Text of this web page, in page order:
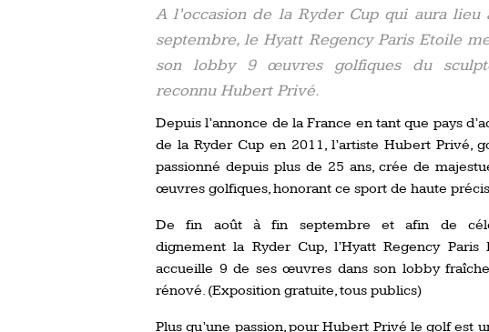
A l’occasion de la Ryder Cup qui aura
septembre, le Hyatt Regency Paris Etoile
son lobby 9 œuvres golfiques du
reconnu Hubert Privé.
Depuis l’annonce de la France en tant que pays
de la Ryder Cup en 2011, l’artiste Hubert Privé,
passionné depuis plus de 25 ans, crée de
œuvres golfiques, honorant ce sport de haute
De fin août à fin septembre et afin de
dignement la Ryder Cup, l’Hyatt Regency Paris
accueille 9 de ses œuvres dans son lobby
rénové. (Exposition gratuite, tous publics)
Plus qu’une passion, pour Hubert Privé le golf est